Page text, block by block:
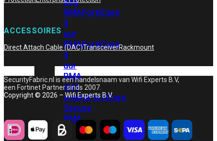
RMAFortiCare
4
uur
RMAFortiCare
4
uur
RMA
met
onsiteFortiCare
Secure
RMA
ACCESSOIRES
Direct Attach Cable (DAC)TransceiverRackmount
SecurityFabric.nl is een handelsnaam van Wifi Experts B.V,
een Fortinet Partner sinds 2007.
Copyright © 2026 – Wifi Experts B.V.